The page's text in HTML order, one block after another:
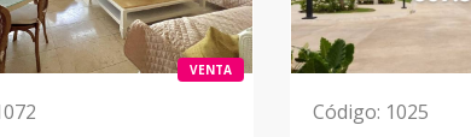
VENTA
Código: 1025